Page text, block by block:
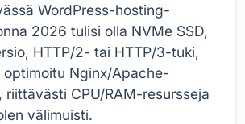
WordPress-hosting-
2026 tulisi olla NVMe SSD,
HTTP/2- tai HTTP/3-tuki,
optimoitu Nginx/Apache-
riittävästi CPU/RAM-resursseja
välimuisti.